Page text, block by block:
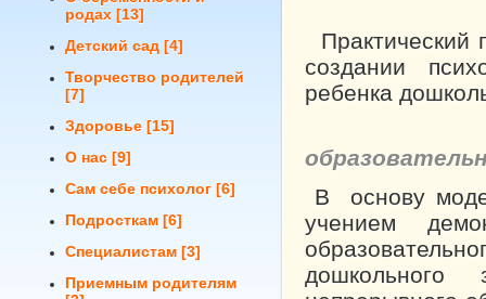
родах [13]
Детский сад [4]
Творчество родителей
[7]
Здоровье [15]
О нас [9]
Сам себе психолог [6]
Подросткам [6]
Специалистам [3]
Приемным родителям
Практический
создании
ребенка
В основу
уче­нием